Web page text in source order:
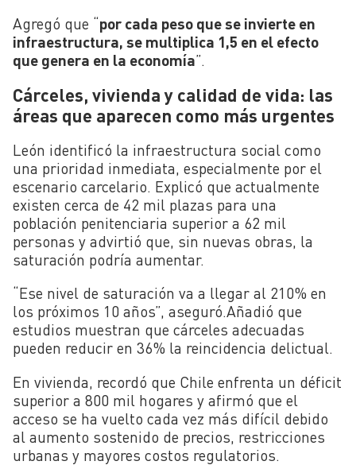
Agregó que “por cada peso que se invierte en
infraestructura, se multiplica 1,5 en el efecto
que genera en la economía”.
Cárceles, vivienda y calidad de vida: las
áreas que aparecen como más urgentes
León identificó la infraestructura social como
una prioridad inmediata, especialmente por el
escenario carcelario. Explicó que actualmente
existen cerca de 42 mil plazas para una
población penitenciaria superior a 62 mil
personas y advirtió que, sin nuevas obras, la
saturación podría aumentar.
“Ese nivel de saturación va a llegar al 210% en
los próximos 10 años”, aseguró.Añadió que
estudios muestran que cárceles adecuadas
pueden reducir en 36% la reincidencia delictual.
En vivienda, recordó que Chile enfrenta un déficit
superior a 800 mil hogares y afirmó que el
acceso se ha vuelto cada vez más difícil debido
al aumento sostenido de precios, restricciones
urbanas y mayores costos regulatorios.